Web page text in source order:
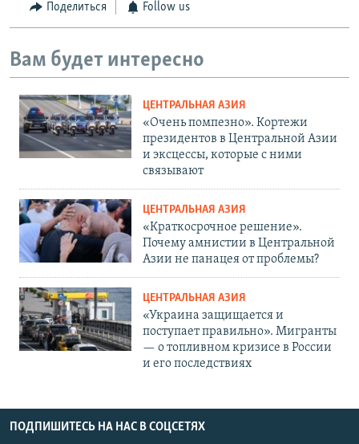
Поделиться Follow us
Вам будет интересно
ЦЕНТРАЛЬНАЯ АЗИЯ
«Очень помпезно». Кортежи
президентов в Центральной Азии
и эксцессы, которые с ними
связывают
ЦЕНТРАЛЬНАЯ АЗИЯ
«Краткосрочное решение».
Почему амнистии в Центральной
Азии не панацея от проблемы?
ЦЕНТРАЛЬНАЯ АЗИЯ
«Украина защищается и
поступает правильно». Мигранты
— о топливном кризисе в России
и его последствиях
ПОДПИШИТЕСЬ НА НАС В СОЦСЕТЯХ